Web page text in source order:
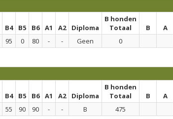
B4 B5 B6 A1 A2 Diploma
B honden
Totaal
B A
95 0 80 - - Geen 0
B4 B5 B6 A1 A2 Diploma
B honden
Totaal
B A
55 90 90 - - B 475